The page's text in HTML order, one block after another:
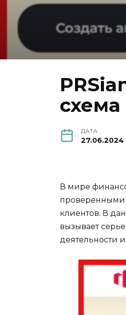
ДАТА
27.06.2024
В мире
проверенными
клиентов. В
вызывает
деятельности